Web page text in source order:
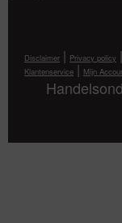
Disclaimer | Privacy policy |
Klantenservice | Mijn